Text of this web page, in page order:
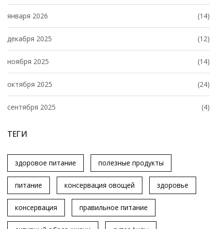
января 2026 (14)
декабря 2025 (12)
ноября 2025 (14)
октября 2025 (24)
сентября 2025 (4)
ТЕГИ
здоровое питание полезные продукты
питание консервация овощей здоровье
консервация правильное питание